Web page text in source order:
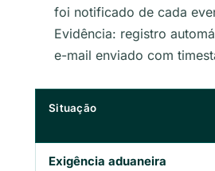
foi notificado de cada
Evidência: registro
e-mail enviado com
Situação
Exigência aduaneira